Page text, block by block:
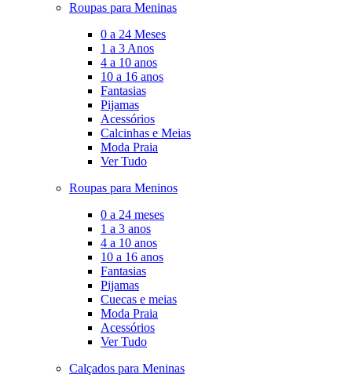
Roupas para Meninas
0 a 24 Meses
1 a 3 Anos
4 a 10 anos
10 a 16 anos
Fantasias
Pijamas
Acessórios
Calcinhas e Meias
Moda Praia
Ver Tudo
Roupas para Meninos
0 a 24 meses
1 a 3 anos
4 a 10 anos
10 a 16 anos
Fantasias
Pijamas
Cuecas e meias
Moda Praia
Acessórios
Ver Tudo
Calçados para Meninas